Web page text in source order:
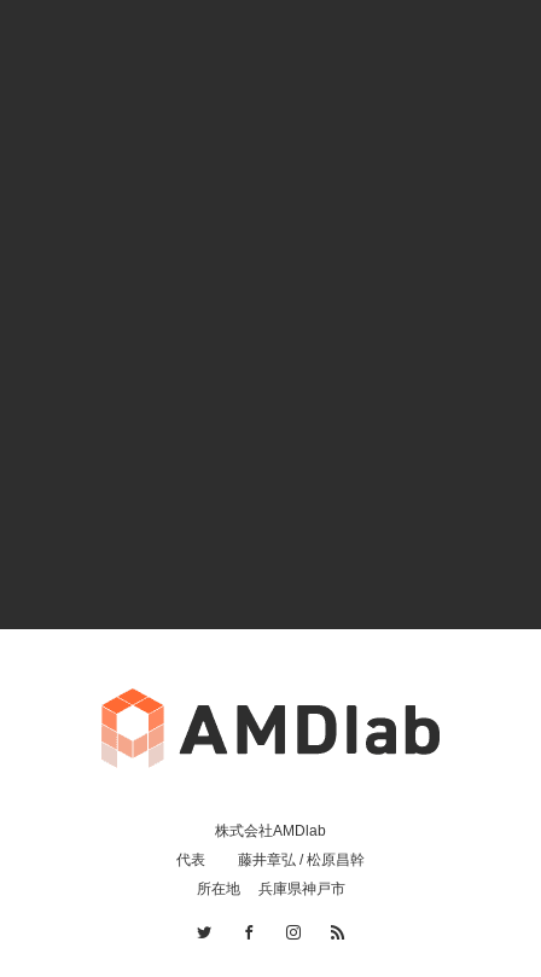
株式会社AMDlab
代表 藤井章弘 / 松原昌幹
所在地 兵庫県神戸市